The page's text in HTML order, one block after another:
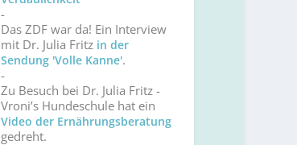
-
Das ZDF war da! Ein Interview
mit Dr. Julia Fritz in der
Sendung 'Volle Kanne'.
-
Zu Besuch bei Dr. Julia Fritz -
Vroni’s Hundeschule hat ein
Video der Ernährungsberatung
gedreht.